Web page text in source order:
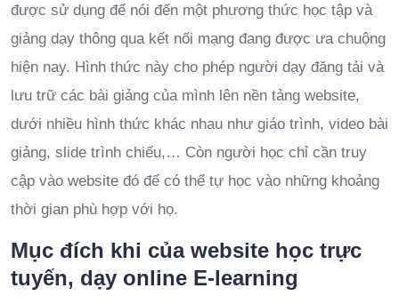
được sử dụng để nói đến một phương thức học tập và
giảng dạy thông qua kết nối mạng đang được ưa chuộng
hiện nay. Hình thức này cho phép người dạy đăng tải và
lưu trữ các bài giảng của mình lên nền tảng website,
dưới nhiều hình thức khác nhau như giáo trình, video bài
giảng, slide trình chiếu,… Còn người học chỉ cần truy
cập vào website đó để có thể tự học vào những khoảng
thời gian phù hợp với họ.
Mục đích khi của website học trực
tuyến, dạy online E-learning